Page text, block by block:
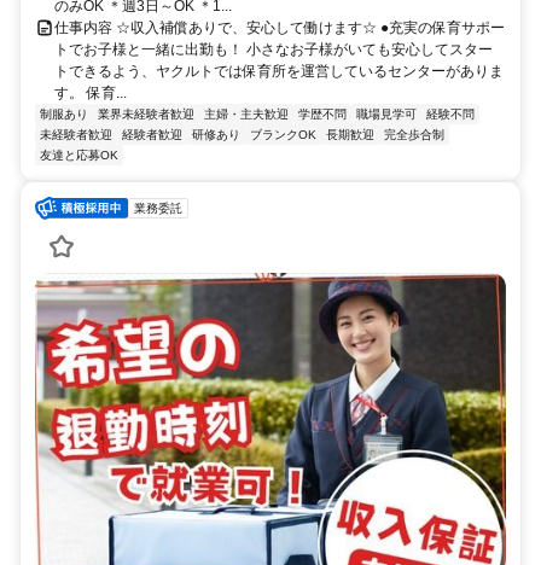
のみOK ＊週3日～OK ＊1...
仕事内容 ☆収入補償ありで、安心して働けます☆ ●充実の保育サポー
トでお子様と一緒に出勤も！ 小さなお子様がいても安心してスター
トできるよう、ヤクルトでは保育所を運営しているセンターがありま
す。 保育...
制服あり 業界未経験者歓迎 主婦・主夫歓迎 学歴不問 職場見学可
経験不問
未経験者歓迎
経験者歓迎 研修あり ブランクOK 長期歓迎
完全歩合制
友達と応募OK
業務委託